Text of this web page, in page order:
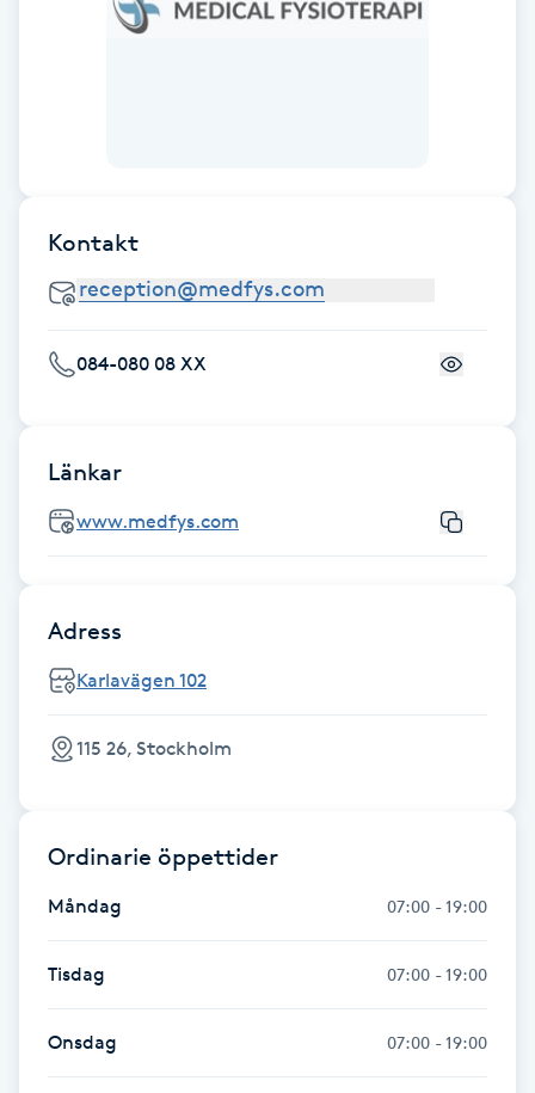
Fettreducering
Fibromassage
Fillers
Fotsvamp
Fotvård
Fransar
Fransborttagning
Fransförlängning
Kontakt
084-080 08 XX
Länkar
www.medfys.com
Adress
Karlavägen 102
115 26, Stockholm
Ordinarie öppettider
Måndag 07:00 - 19:00
Tisdag 07:00 - 19:00
Onsdag 07:00 - 19:00